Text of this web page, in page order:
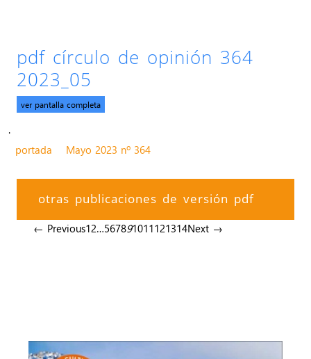
pdf círculo de opinión 364
2023_05
ver pantalla completa
.
portada
Mayo 2023 nº 364
otras publicaciones de versión pdf
← Previous12…567891011121314Next →